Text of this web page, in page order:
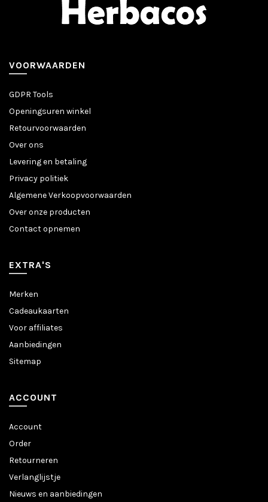
VOORWAARDEN
GDPR Tools
Openingsuren winkel
Retourvoorwaarden
Over ons
Levering en betaling
Privacy politiek
Algemene Verkoopvoorwaarden
Over onze producten
Contact opnemen
EXTRA'S
Merken
Cadeaukaarten
Voor affiliates
Aanbiedingen
Sitemap
ACCOUNT
Account
Order
Retourneren
Verlanglijstje
Nieuws en aanbiedingen